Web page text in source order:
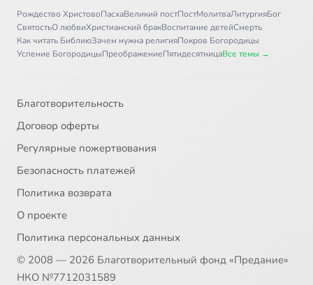
Рождество ХристовоПасхаВеликий постПостМолитваЛитургияБог
СвятостьО любвиХристианский бракВоспитание детейСмерть
Как читать БиблиюЗачем нужна религияПокров Богородицы
Успение БогородицыПреображениеПятидесятницаВсе темы →
Благотворительность
Договор оферты
Регулярные пожертвования
Безопасность платежей
Политика возврата
О проекте
Политика персональных данных
© 2008 — 2026 Благотворительный фонд «Предание»
НКО №7712031589